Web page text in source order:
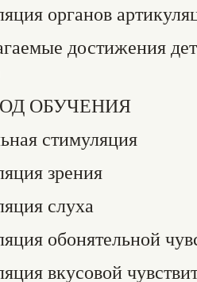
органов
достижения
ОБУЧЕНИЯ
стимуляция
зрения
слуха
обонятельной
вкусовой